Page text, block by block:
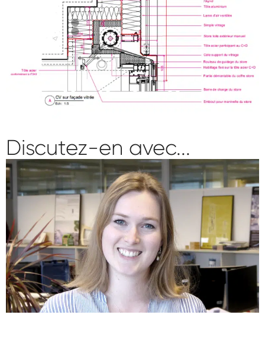
Discutez-en avec...
Lisa SCHILLINGER
Pôle façade.